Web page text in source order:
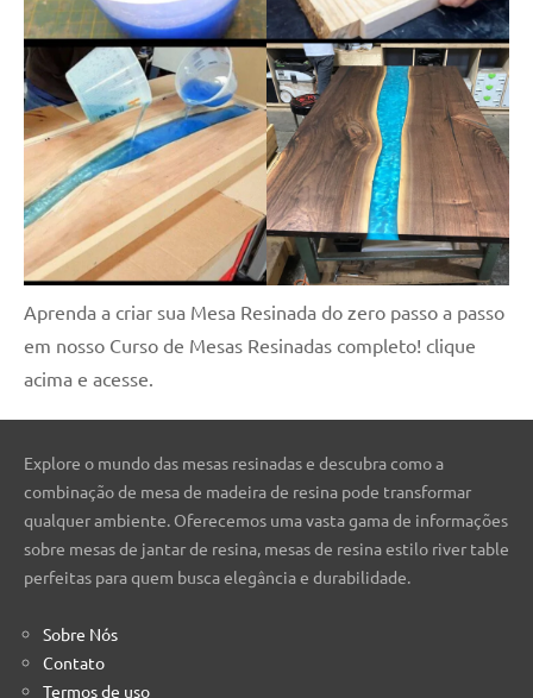
Aprenda a criar sua Mesa Resinada do zero passo a passo
em nosso Curso de Mesas Resinadas completo! clique
acima e acesse.
Explore o mundo das mesas resinadas e descubra como a
combinação de mesa de madeira de resina pode transformar
qualquer ambiente. Oferecemos uma vasta gama de informações
sobre mesas de jantar de resina, mesas de resina estilo river table
perfeitas para quem busca elegância e durabilidade.
Sobre Nós
Contato
Termos de uso